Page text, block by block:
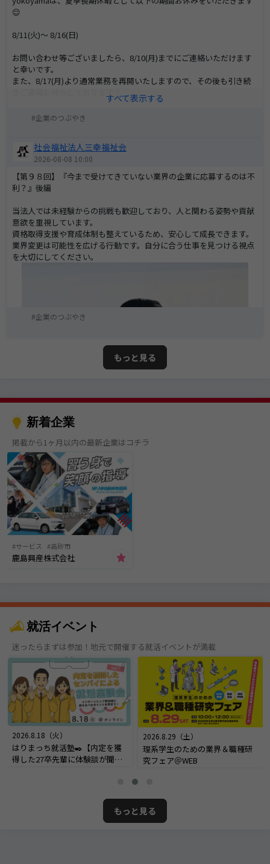
😌
8/11(火)～ 8/16(日)
お問い合わせ等ございましたら、8/10(月)までにご連絡いただけます
と幸いです。
また、8/17(月)より通常業務を再開いたしますので、その後も引き続
(自動配信)企業のつぶやき
社会福祉法人三幸福祉会
2026-08-08 10:00
【第９８回】『今まで受けてきていない業界の企業に応募するのは不
利？』後編
当法人では未経験からの挑戦も歓迎しており、人と関わる姿勢や貢献
意欲を重視しています。
資格取得支援や育成体制も整えているため、安心して成長できます。
業界変更は可能性を広げる行動です。自分に合う仕事を見つける視点
を大切にしてください。
企業のつぶやき
もっと見る
新着企業
掲載から1ヶ月以内の最新企業はコチラ
サービス 高砂市
鹿島興産株式会社
就活イベント
迷ったらまずは参加！地元で開催する就活イベントが満載
2026.8.18（火）
はりまっち就活塾✒️【内定を獲
得した27卒先輩に体験談が聞け
2026.8.29（土）
理系学生のための業界＆職種研
究フェア＠WEB
もっと見る